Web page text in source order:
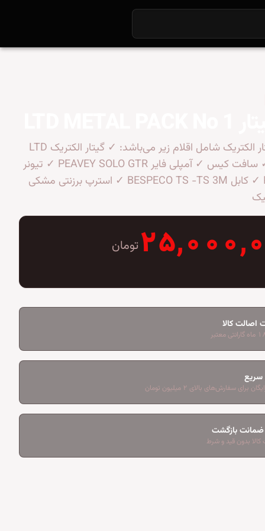
این پکیج گیتار الکتریک شامل اقلام زیر می‌باشد: ✓ گیتار الکتریک LTD
VIPER-10 ✓ سافت کیس ✓ آمپلی فایر PEAVEY SOLO GTR ✓ تیونر
KORG GB-1 ✓ کابل BESPECO TS -TS 3M ✓ استرپ برزنتی مشکی
تومان
اصالت کالا
سریع
برای سفارش‌های بالای ۲ میلیون تومان
کالا بدون قید و شرط